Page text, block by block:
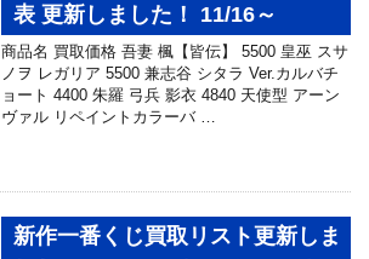
表 更新しました！ 11/16～
商品名 買取価格 吾妻 楓【皆伝】 5500 皇巫 スサ
ノヲ レガリア 5500 兼志谷 シタラ Ver.カルバチ
ョート 4400 朱羅 弓兵 影衣 4840 天使型 アーン
ヴァル リペイントカラーバ …
新作一番くじ買取リスト更新しま